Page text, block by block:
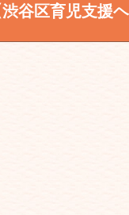
渋谷区育児支援